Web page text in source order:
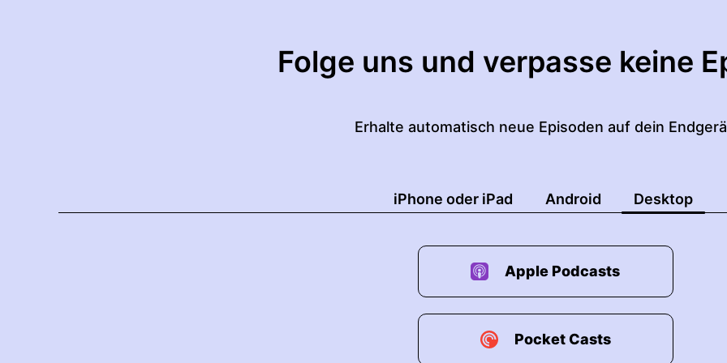
Folge uns und verpasse keine
Erhalte automatisch neue Episoden auf dein
iPhone oder iPad Android Desktop
Apple Podcasts
Pocket Casts